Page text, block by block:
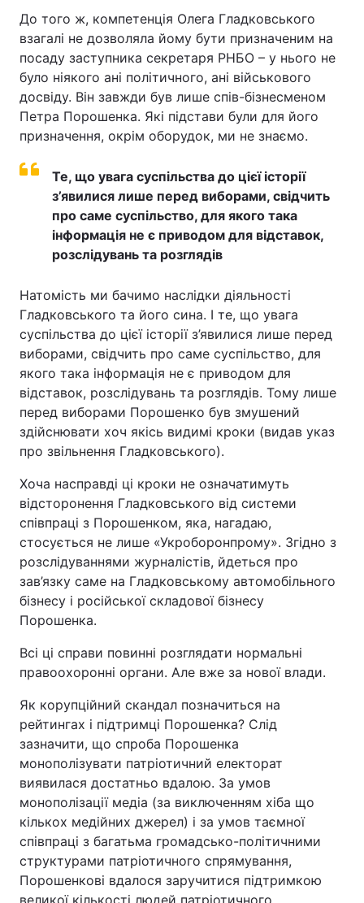
До того ж, компетенція Олега Гладковського
взагалі не дозволяла йому бути призначеним на
посаду заступника секретаря РНБО – у нього не
було ніякого ані політичного, ані військового
досвіду. Він завжди був лише спів-бізнесменом
Петра Порошенка. Які підстави були для його
призначення, окрім оборудок, ми не знаємо.
Те, що увага суспільства до цієї історії
з’явилися лише перед виборами, свідчить
про саме суспільство, для якого така
інформація не є приводом для відставок,
розслідувань та розглядів
Натомість ми бачимо наслідки діяльності
Гладковського та його сина. І те, що увага
суспільства до цієї історії з’явилися лише перед
виборами, свідчить про саме суспільство, для
якого така інформація не є приводом для
відставок, розслідувань та розглядів. Тому лише
перед виборами Порошенко був змушений
здійснювати хоч якісь видимі кроки (видав указ
про звільнення Гладковського).
Хоча насправді ці кроки не означатимуть
відсторонення Гладковського від системи
співпраці з Порошенком, яка, нагадаю,
стосується не лише «Укроборонпрому». Згідно з
розслідуваннями журналістів, йдеться про
зав’язку саме на Гладковському автомобільного
бізнесу і російської складової бізнесу
Порошенка.
Всі ці справи повинні розглядати нормальні
правоохоронні органи. Але вже за нової влади.
Як корупційний скандал позначиться на
рейтингах і підтримці Порошенка? Слід
зазначити, що спроба Порошенка
монополізувати патріотичний електорат
виявилася достатньо вдалою. За умов
монополізації медіа (за виключенням хіба що
кількох медійних джерел) і за умов таємної
співпраці з багатьма громадсько-політичними
структурами патріотичного спрямування,
Порошенкові вдалося заручитися підтримкою
великої кількості людей патріотичного